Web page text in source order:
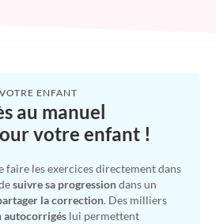
ENFANT
au manuel
votre enfant !
faire les exercices directement dans
suivre sa progressiondans un
la correction. Des milliers
autocorrigés lui permettent